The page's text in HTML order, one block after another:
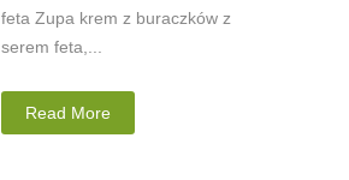
feta Zupa krem z buraczków z
serem feta,...
Read More